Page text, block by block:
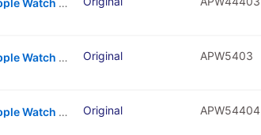
Force Touch Sensor With Adhesive For Apple Watch Series 5 / Se – 40MM Original APW5403
Force Touch Sensor With Adhesive For Apple Watch Series 5 / SE – 44MM Original APW54404